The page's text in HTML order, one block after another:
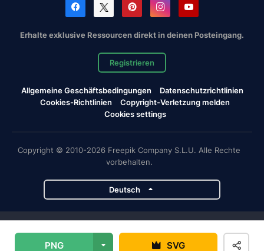
PNG SVG
Erhalte exklusive Ressourcen direkt in deinen Posteingang.
Registrieren
Allgemeine Geschäftsbedingungen
Datenschutzrichtlinien
Cookies-Richtlinien
Copyright-Verletzung melden
Cookies settings
Copyright © 2010-2026 Freepik Company S.L.U. Alle Rechte
vorbehalten.
Deutsch